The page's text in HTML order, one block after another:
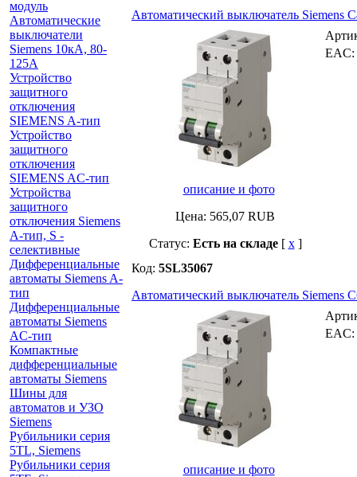
модуль
Автоматические
выключатели
Siemens 10кА, 80-
125A
Устройство
защитного
отключения
SIEMENS A-тип
Устройство
защитного
отключения
SIEMENS AС-тип
Устройства
защитного
отключения Siemens
A-тип, S -
селективные
Дифференциальные
автоматы Siemens A-
тип
Дифференциальные
автоматы Siemens
AС-тип
Компактные
дифференциальные
автоматы Siemens
Шины для
автоматов и УЗО
Siemens
Рубильники серия
5TL, Siemens
Рубильники серия
Автоматический выключатель Siemens
описание и фото
Цена: 565,07 RUB
Статус: Есть на складе[ x]
EAC:
Код: 5SL35067
Автоматический выключатель Siemens
описание и фото
EAC: